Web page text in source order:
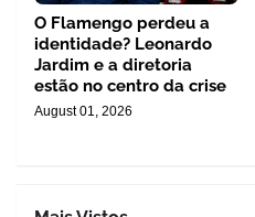
O Flamengo perdeu a
identidade? Leonardo
Jardim e a diretoria
estão no centro da crise
August 01, 2026